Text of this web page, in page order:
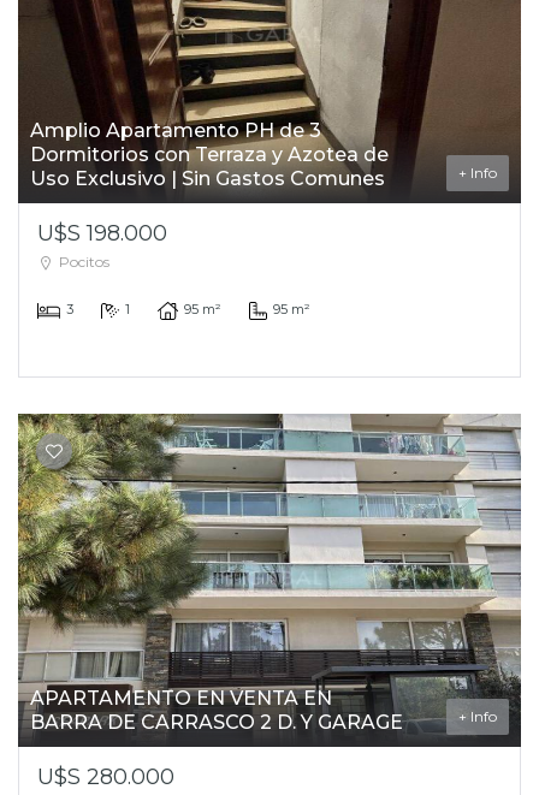
Amplio Apartamento PH de 3
Dormitorios con Terraza y Azotea de
Uso Exclusivo | Sin Gastos Comunes
+ Info
U$S 198.000
Pocitos
3 1 95 m² 95 m²
APARTAMENTO EN VENTA EN
BARRA DE CARRASCO 2 D. Y GARAGE
+ Info
U$S 280.000